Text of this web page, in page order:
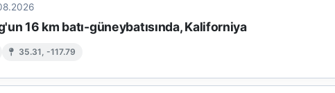
16 km batı-güneybatısında, Kaliforniya
35.31, -117.79